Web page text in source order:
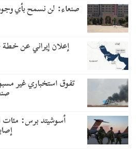
صنعاء: لن نسمح بأي
إعلان إيراني عن
تفوق استخباري غير
أسوشيتد برس: مئات